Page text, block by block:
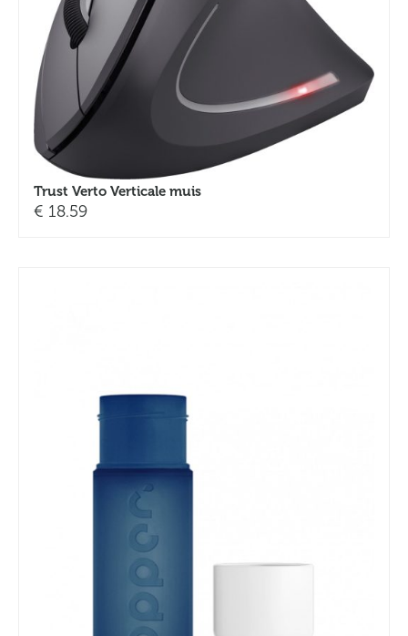
Trust Verto Verticale muis
€ 18.59